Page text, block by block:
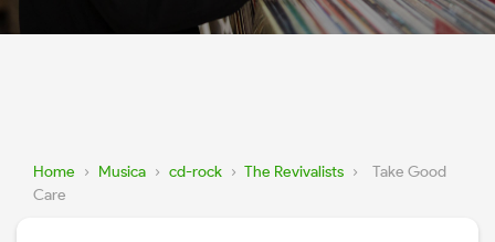
Home › Musica › cd-rock › The Revivalists ›
Take Good
Care